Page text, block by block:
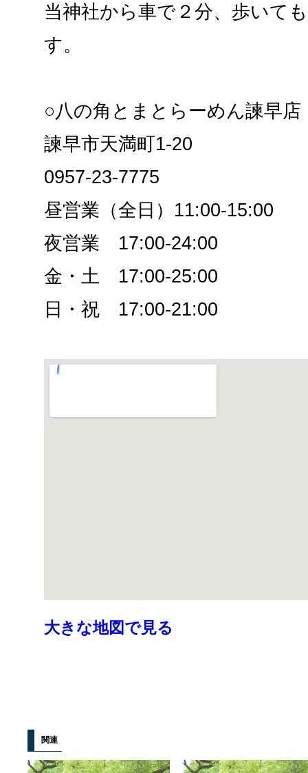
当神社から車で２分、歩いて
す。
○八の角とまとらーめん諫早店
諫早市天満町1-20
0957-23-7775
昼営業（全日）11:00-15:00
夜営業 17:00-24:00
金・土 17:00-25:00
日・祝 17:00-21:00
大きな地図で見る
関連